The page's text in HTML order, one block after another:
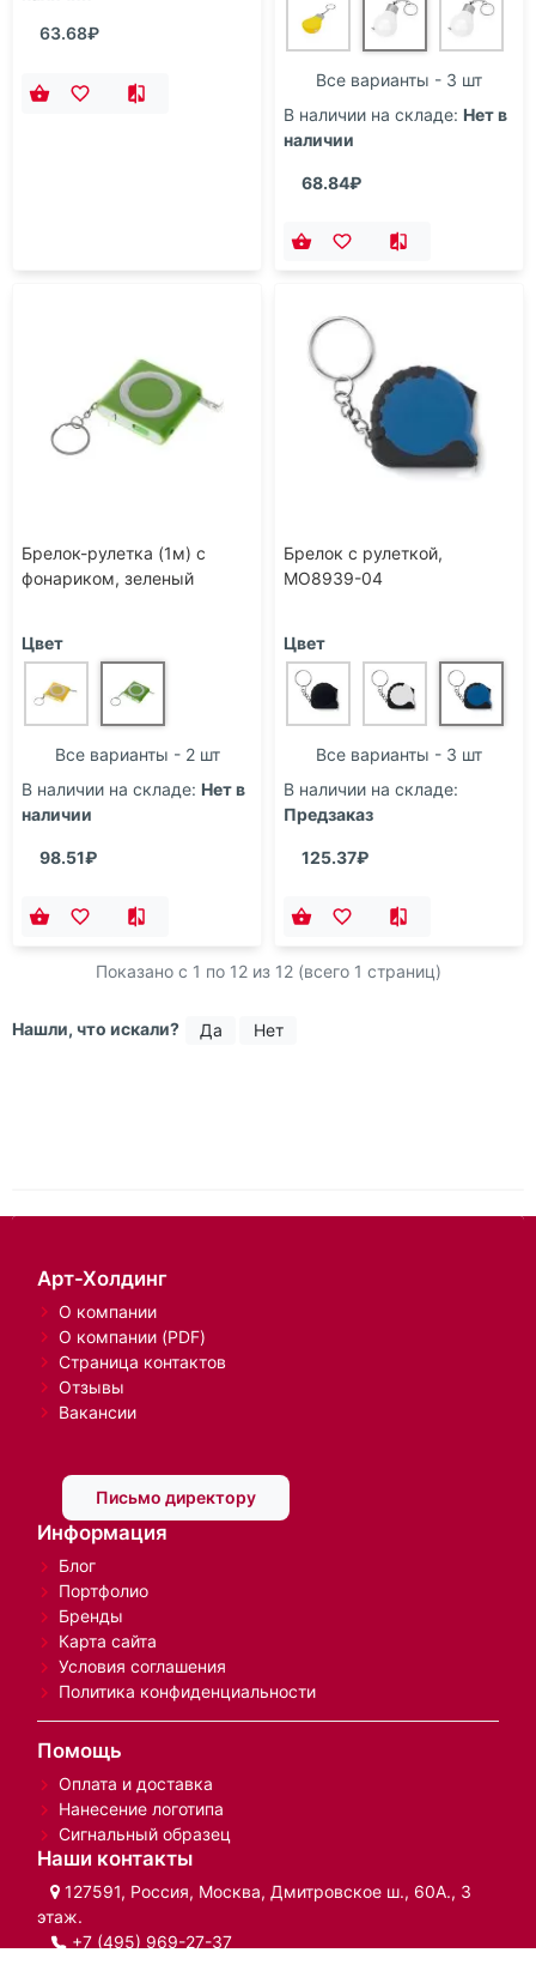
63.68₽
Все варианты - 3 шт
В наличии на складе: Нет в
наличии
68.84₽
Брелок-рулетка (1м) с
фонариком, зеленый
Цвет
Все варианты - 2 шт
В наличии на складе: Нет в
наличии
98.51₽
Брелок с рулеткой,
MO8939-04
Цвет
Все варианты - 3 шт
В наличии на складе:
Предзаказ
125.37₽
Показано с 1 по 12из 12 (всего 1 страниц)
Нашли, что искали? Да Нет
Арт-Холдинг
О компании
О компании (PDF)
Страница контактов
Отзывы
Вакансии
Письмо директору
Информация
Блог
Портфолио
Бренды
Карта сайта
Условия соглашения
Политика конфиденциальности
Помощь
Оплата и доставка
Нанесение логотипа
Сигнальный образец
Наши контакты
127591, Россия, Москва, Дмитровское ш., 60А., 3
этаж.
+7 (495) 969-27-37